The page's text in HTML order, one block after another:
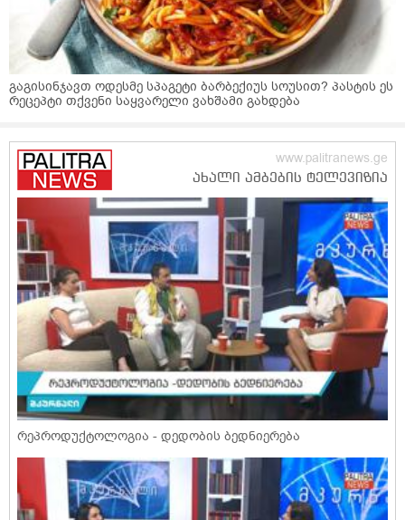
გაგისინჯავთ ოდესმე სპაგეტი ბარბექიუს სოუსით? პასტის ეს
რეცეპტი თქვენი საყვარელი ვახშამი გახდება
რეპროდუქტოლოგია - დედობის ბედნიერება